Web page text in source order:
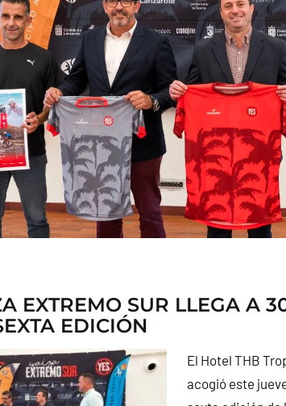
EXTREMO SUR LLEGA A
EDICIÓN
El Hotel THB
acogió este